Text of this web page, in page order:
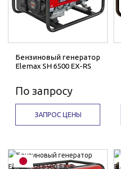
Бензиновый генератор
Elemax SH 6500 EX-RS
По запросу
ЗАПРОС ЦЕНЫ